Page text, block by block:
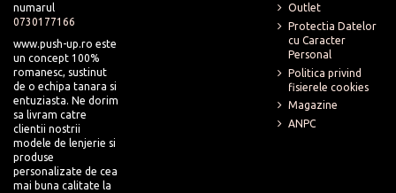
numarul
0730177166
www.push-up.ro este
un concept 100%
romanesc, sustinut
de o echipa tanara si
entuziasta. Ne dorim
sa livram catre
clientii nostrii
modele de lenjerie si
produse
personalizate de cea
mai buna calitate la
Outlet
Protectia Datelor
cu Caracter
Personal
Politica privind
fisierele cookies
Magazine
ANPC